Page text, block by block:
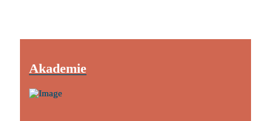
Akademie